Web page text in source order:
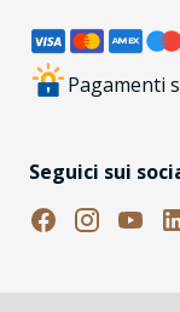
Pagamenti
Seguici sui